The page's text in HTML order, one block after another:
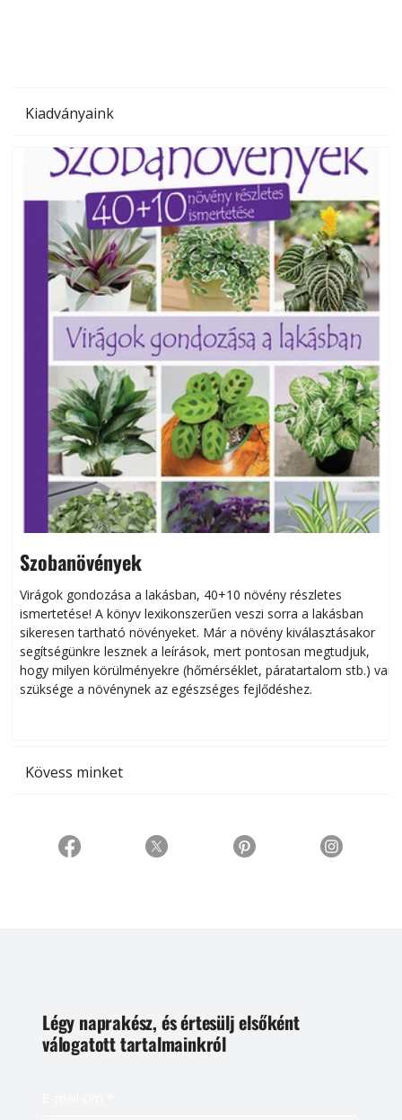
Kiadványaink
Szobanövények
Virágok gondozása a lakásban, 40+10 növény részletes
ismertetése! A könyv lexikonszerűen veszi sorra a lakásban
sikeresen tart­ha­tó növényeket. Már a növény kiválasztásakor
segítségünkre lesznek a leírások, mert pontosan megtudjuk,
hogy milyen körülményekre (hőmérséklet, páratartalom stb.) van
szüksége a növénynek az egészséges fejlődéshez.
Kövess minket
Légy naprakész, és értesülj elsőként
válogatott tartalmainkról